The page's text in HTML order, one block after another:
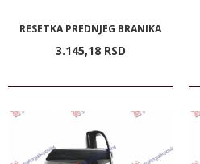
RESETKA PREDNJEG BRANIKA
3.145,18 RSD